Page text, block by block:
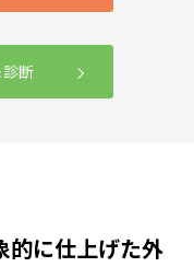
断
的に仕上げた外